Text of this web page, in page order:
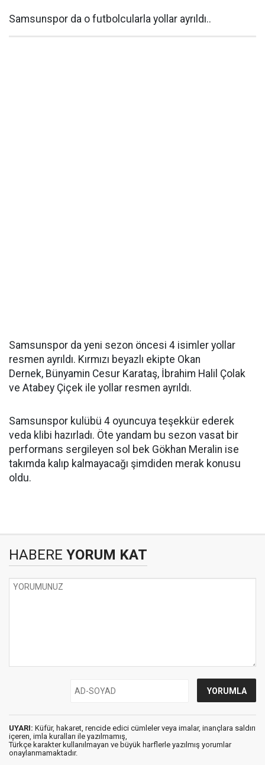
Samsunspor da o futbolcularla yollar ayrıldı..
Samsunspor da yeni sezon öncesi 4 isimler yollar
resmen ayrıldı. Kırmızı beyazlı ekipte Okan
Dernek, Bünyamin Cesur Karataş, İbrahim Halil Çolak
ve Atabey Çiçek ile yollar resmen ayrıldı.
Samsunspor kulübü 4 oyuncuya teşekkür ederek
veda klibi hazırladı. Öte yandam bu sezon vasat bir
performans sergileyen sol bek Gökhan Meralin ise
takımda kalıp kalmayacağı şimdiden merak konusu
oldu.
HABERE YORUM KAT
UYARI: Küfür, hakaret, rencide edici cümleler veya imalar, inançlara saldırı
içeren, imla kuralları ile yazılmamış,
Türkçe karakter kullanılmayan ve büyük harflerle yazılmış yorumlar
onaylanmamaktadır.